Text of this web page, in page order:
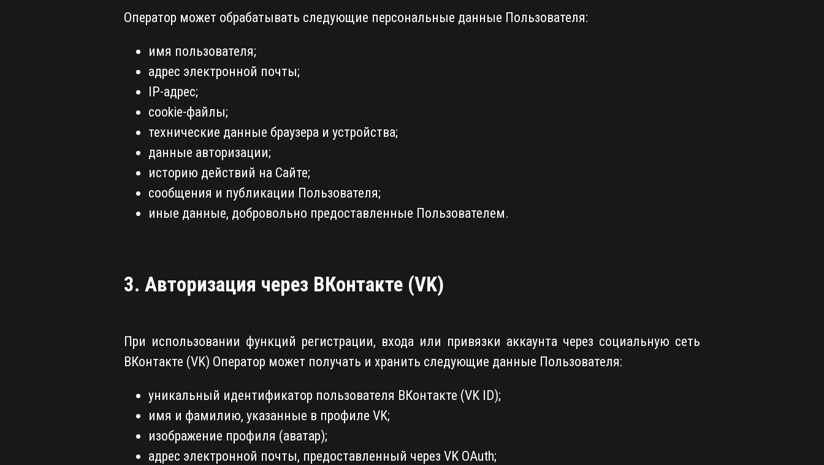
Оператор может обрабатывать следующие персональные данные Пользователя:
имя пользователя;
адрес электронной почты;
IP-адрес;
cookie-файлы;
технические данные браузера и устройства;
данные авторизации;
историю действий на Сайте;
сообщения и публикации Пользователя;
иные данные, добровольно предоставленные Пользователем.
3. Авторизация через ВКонтакте (VK)
При использовании функций регистрации, входа или привязки аккаунта через социальную сеть
ВКонтакте (VK) Оператор может получать и хранить следующие данные Пользователя:
уникальный идентификатор пользователя ВКонтакте (VK ID);
имя и фамилию, указанные в профиле VK;
изображение профиля (аватар);
адрес электронной почты, предоставленный через VK OAuth;